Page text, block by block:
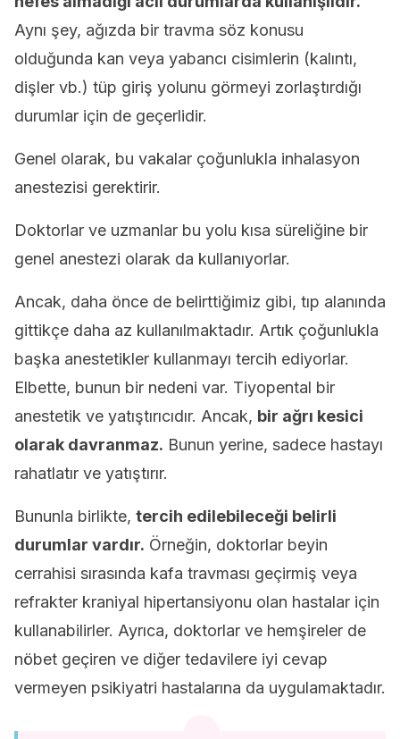
Aynı şey, ağızda bir travma söz konusu
olduğunda kan veya yabancı cisimlerin (kalıntı,
dişler vb.) tüp giriş yolunu görmeyi zorlaştırdığı
durumlar için de geçerlidir.
Genel olarak, bu vakalar çoğunlukla inhalasyon
anestezisi gerektirir.
Doktorlar ve uzmanlar bu yolu kısa süreliğine bir
genel anestezi olarak da kullanıyorlar.
Ancak, daha önce de belirttiğimiz gibi, tıp alanında
gittikçe daha az kullanılmaktadır. Artık çoğunlukla
başka anestetikler kullanmayı tercih ediyorlar.
Elbette, bunun bir nedeni var. Tiyopental bir
anestetik ve yatıştırıcıdır. Ancak, bir ağrı kesici
olarak davranmaz. Bunun yerine, sadece hastayı
rahatlatır ve yatıştırır.
Bununla birlikte, tercih edilebileceği belirli
durumlar vardır. Örneğin, doktorlar beyin
cerrahisi sırasında kafa travması geçirmiş veya
refrakter kraniyal hipertansiyonu olan hastalar için
kullanabilirler. Ayrıca, doktorlar ve hemşireler de
nöbet geçiren ve diğer tedavilere iyi cevap
vermeyen psikiyatri hastalarına da uygulamaktadır.